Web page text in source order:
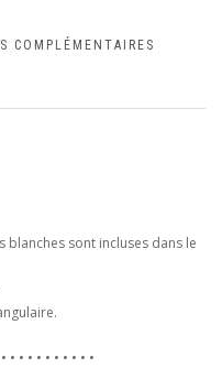
COMPLÉMENTAIRES
blanches sont incluses dans le
• • • • • • • • • •